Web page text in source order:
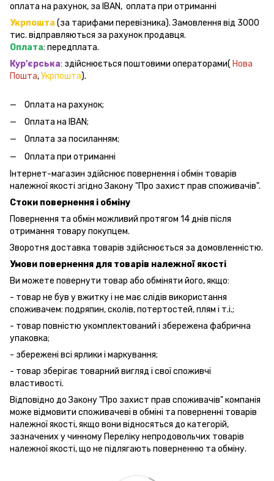
оплата на рахунок, за IBAN, оплата при отриманні
Укрпошта (за тарифами перевізника). Замовлення від 3000
тис. відправляються за рахунок продавця.
Оплата: передплата.
Кур'єрська: здійснюється поштовими операторами( Нова
Пошта,Укрпошта).
Оплата на рахунок;
Оплата на IBAN;
Оплата за посиланням;
Оплата при отриманні
Інтернет-магазин здійснює повернення і обмін товарів
належної якості згідно Закону "Про захист прав споживачів".
Стоки повернення і обміну
Повернення та обмін можливий протягом 14 днів після
отримання товару покупцем.
Зворотня доставка товарів здійснюється за домовленністю.
Умови повернення для товарів належної якості
Ви можете повернути товар або обміняти його, якщо:
- товар не був у вжитку і не має слідів використання
споживачем: подряпин, сколів, потертостей, плям і т.і.;
- товар повністю укомплектований і збережена фабрична
упаковка;
- збережені всі ярлики і маркування;
- товар зберігає товарний вигляд і свої споживчі
властивості.
Відповідно до Закону "Про захист прав споживачів" компанія
може відмовити споживачеві в обміні та поверненні товарів
належної якості, якщо вони відносяться до категорій,
зазначених у чинному Переліку непродовольчих товарів
належної якості, що не підлягають поверненню та обміну.